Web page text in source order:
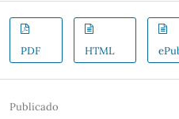
PDF HTML
Publicado